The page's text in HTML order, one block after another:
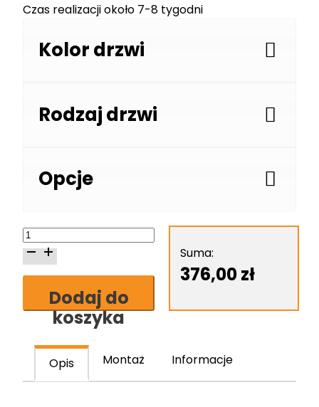
Czas realizacji około 7-8 tygodni
Kolor drzwi
Rodzaj drzwi
Opcje
ilość
Skrzydło
drzwiowe
Standard
Dodaj do
koszyka
Suma:
376,00zł
Opis Montaż Informacje